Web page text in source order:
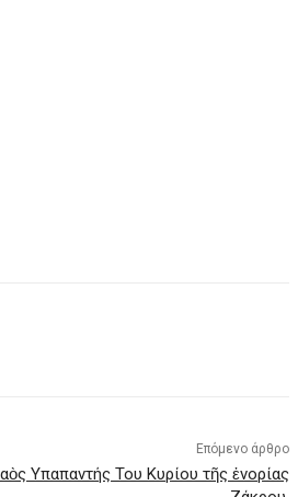
Επόμενο άρθρο
Υπαπαντής Του Κυρίου τῆς ἐνορίας